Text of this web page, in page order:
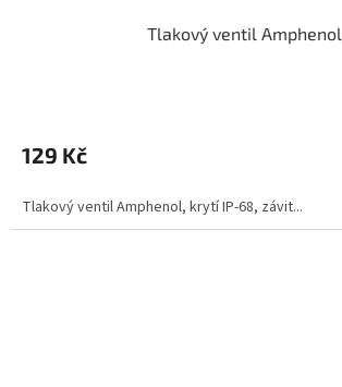
Tlakový ventil Amphenol
129 Kč
Tlakový ventil Amphenol, krytí IP-68, závit...